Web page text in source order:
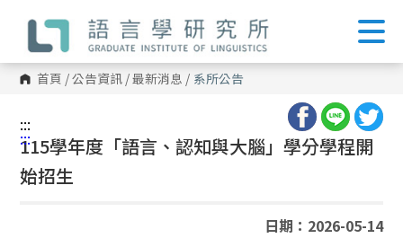
內
容 首頁 /公告資訊 /最新消息 / 系所公告
:::
:::
115學年度「語言、認知與大腦」學分學程開
始招生
日期：2026-05-14